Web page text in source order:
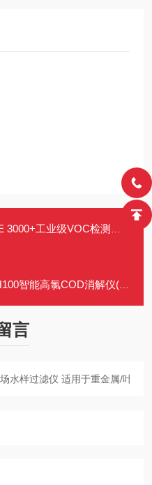
业级VOC检测仪（PGM-7320）
高氯COD消解仪(氯气校正法）
言